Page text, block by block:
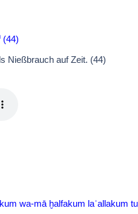
(44)
Nießbrauch auf Zeit. (44)
wa-mā ḫalfakum laʿallakum